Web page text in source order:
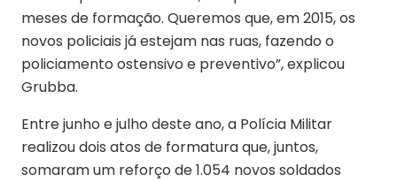
meses de formação. Queremos que, em 2015, os
novos policiais já estejam nas ruas, fazendo o
policiamento ostensivo e preventivo”, explicou
Grubba.
Entre junho e julho deste ano, a Polícia Militar
realizou dois atos de formatura que, juntos,
somaram um reforço de 1.054 novos soldados